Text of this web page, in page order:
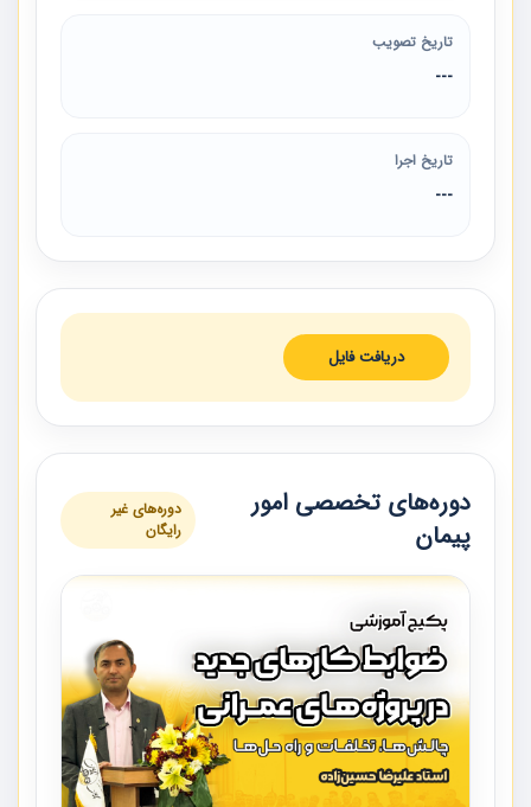
تاریخ تصویب
---
تاریخ اجرا
---
دریافت فایل
دوره‌های تخصصی امور
پیمان
دوره‌های غیر
رایگان